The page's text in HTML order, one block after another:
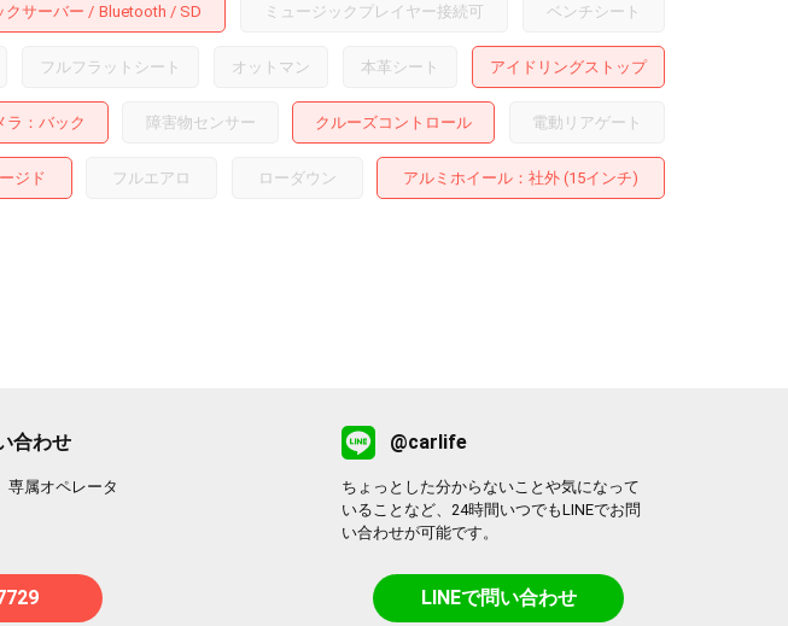
クサーバー Bluetooth SD ミュージックプレイヤー接続可 ベンチシート
フルフラットシート オットマン 本革シート アイドリングストップ
ラ バック 障害物センサー クルーズコントロール 電動リアゲート
ジド フルエアロ ローダウン アルミホイール ：社外 (15インチ)
合わせ
専属オペレータ
@carlife
ちょっとした分からないことや気になって
いることなど、24時間いつでもLINEでお問
い合わせが可能です。
LINEで問い合わせ